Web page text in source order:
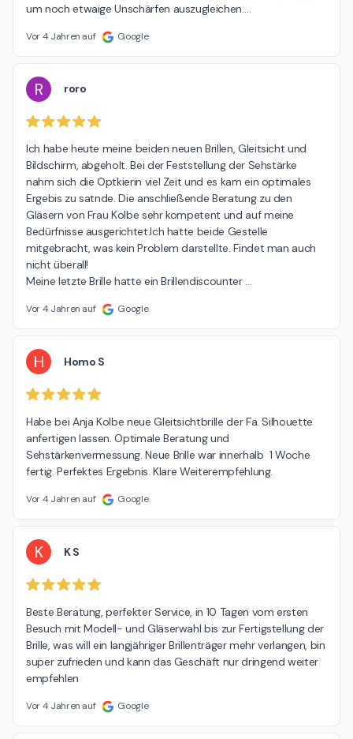
um noch etwaige Unschärfen auszugleichen.…
Vor 4 Jahren auf Google
R roro
Ich habe heute meine beiden neuen Brillen, Gleitsicht und
Bildschirm, abgeholt. Bei der Feststellung der Sehstärke
nahm sich die Optkierin viel Zeit und es kam ein optimales
Ergebis zu satnde. Die anschließende Beratung zu den
Gläsern von Frau Kolbe sehr kompetent und auf meine
Bedürfnisse ausgerichtet.Ich hatte beide Gestelle
mitgebracht, was kein Problem darstellte. Findet man auch
nicht überall!
Meine letzte Brille hatte ein Brillendiscounter …
Vor 4 Jahren auf Google
H Homo S
Habe bei Anja Kolbe neue Gleitsichtbrille der Fa. Silhouette
anfertigen lassen. Optimale Beratung und
Sehstärkenvermessung. Neue Brille war innerhalb  1 Woche
fertig. Perfektes Ergebnis. Klare Weiterempfehlung.
Vor 4 Jahren auf Google
K K S
Beste Beratung, perfekter Service, in 10 Tagen vom ersten
Besuch mit Modell- und Gläserwahl bis zur Fertigstellung der
Brille, was will ein langjähriger Brillenträger mehr verlangen, bin
super zufrieden und kann das Geschäft nur dringend weiter
empfehlen
Vor 4 Jahren auf Google